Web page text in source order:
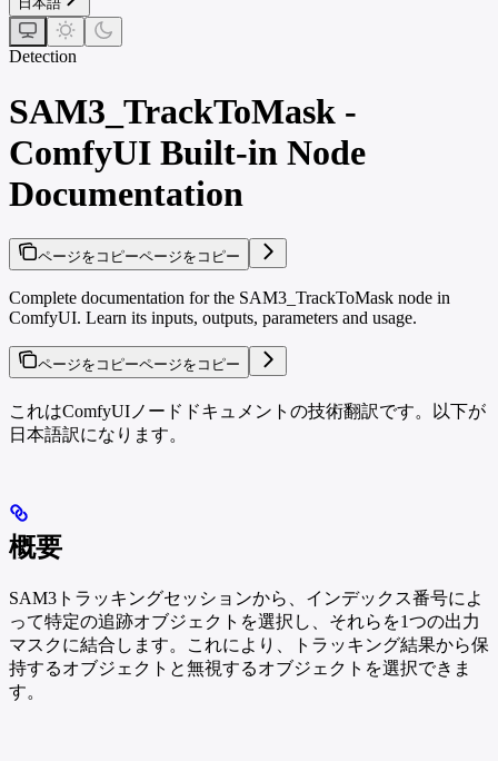
Detection
SAM3_TrackToMask -
ComfyUI Built-in Node
Documentation
ページをコピーページをコピー
Complete documentation for the SAM3_TrackToMask node in
ComfyUI. Learn its inputs, outputs, parameters and usage.
ページをコピーページをコピー
これはComfyUIノードドキュメントの技術翻訳です。以下が
日本語訳になります。
概要
SAM3トラッキングセッションから、インデックス番号によ
って特定の追跡オブジェクトを選択し、それらを1つの出力
マスクに結合します。これにより、トラッキング結果から保
持するオブジェクトと無視するオブジェクトを選択できま
す。